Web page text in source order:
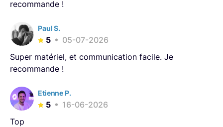
recommande !
Paul S.
5
05-07-2026
Super matériel, et communication facile. Je
recommande !
Etienne P.
5
16-06-2026
Top